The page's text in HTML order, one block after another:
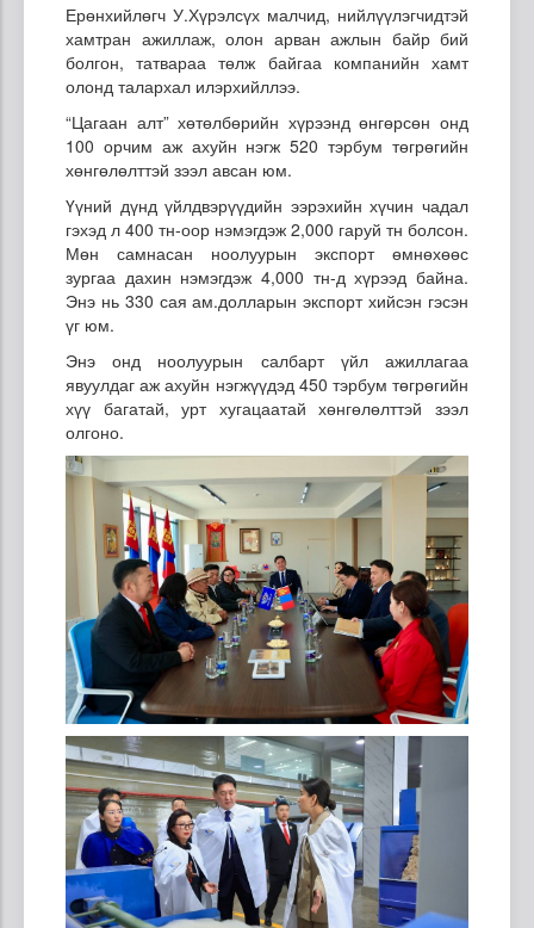
Ерөнхийлөгч У.Хүрэлсүх малчид, нийлүүлэгчидтэй
хамтран ажиллаж, олон арван ажлын байр бий
болгон, татвараа төлж байгаа компанийн хамт
олонд талархал илэрхийллээ.
“Цагаан алт” хөтөлбөрийн хүрээнд өнгөрсөн онд
100 орчим аж ахуйн нэгж 520 тэрбум төгрөгийн
хөнгөлөлттэй зээл авсан юм.
Үүний дүнд үйлдвэрүүдийн ээрэхийн хүчин чадал
гэхэд л 400 тн-оор нэмэгдэж 2,000 гаруй тн болсон.
Мөн самнасан ноолуурын экспорт өмнөхөөс
зургаа дахин нэмэгдэж 4,000 тн-д хүрээд байна.
Энэ нь 330 сая ам.долларын экспорт хийсэн гэсэн
үг юм.
Энэ онд ноолуурын салбарт үйл ажиллагаа
явуулдаг аж ахуйн нэгжүүдэд 450 тэрбум төгрөгийн
хүү багатай, урт хугацаатай хөнгөлөлттэй зээл
олгоно.